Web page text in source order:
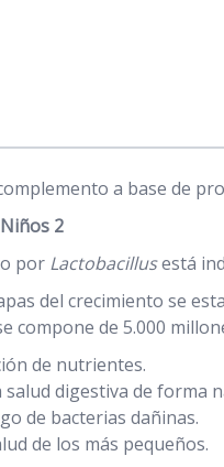
a base de
2
por Lactobacillusestá
del crecimiento se
compone de 5.000
de nutrientes.
salud digestiva de forma
de bacterias dañinas.
de los más pequeños.